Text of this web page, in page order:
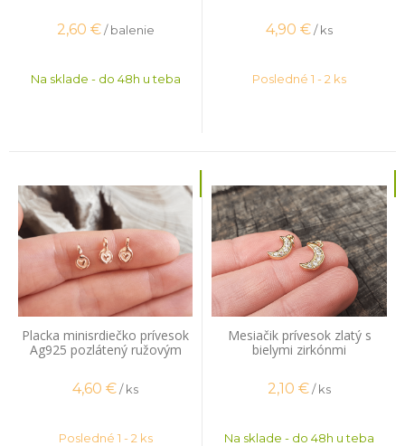
2,60 € / balenie
Na sklade - do 48h u teba
4,90 €/ ks
Posledné 1 - 2 ks
Placka minisrdiečko prívesok
Ag925 pozlátený ružovým
zlatom
4,60 €/ ks
Posledné 1 - 2 ks
Mesiačik prívesok zlatý s
bielymi zirkónmi
2,10 €/ ks
Na sklade - do 48h u teba